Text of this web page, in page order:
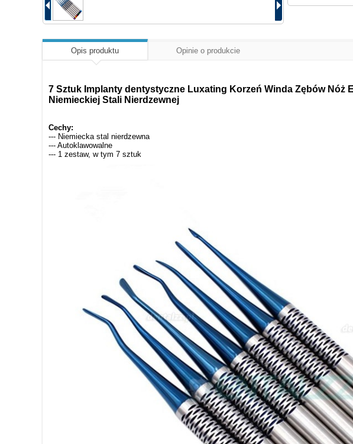
Opis produktu Opinie o produkcie
7 Sztuk Implanty dentystyczne Luxating Korzeń Winda Zębów Nóż
Niemieckiej Stali Nierdzewnej
Cechy:
--- Niemiecka stal nierdzewna
--- Autoklawowalne
--- 1 zestaw, w tym 7 sztuk